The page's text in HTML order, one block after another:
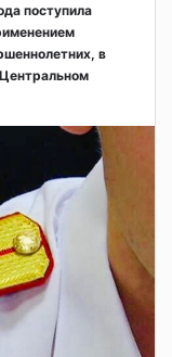
поступила
в